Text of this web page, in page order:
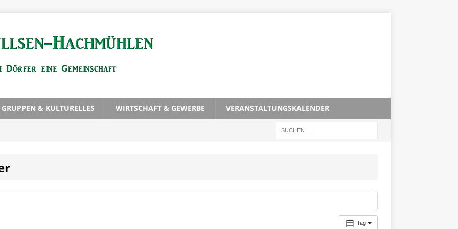
& KULTURELLES WIRTSCHAFT & GEWERBE VERANSTALTUNGSKALENDER
Tag